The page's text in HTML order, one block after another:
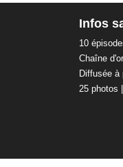
Infos
10
Chaîne
Diffusée à
25 photos